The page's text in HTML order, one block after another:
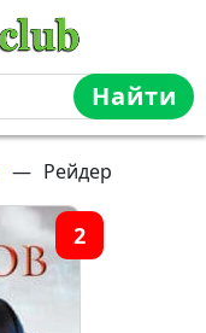
Найти
— Рейдер
2